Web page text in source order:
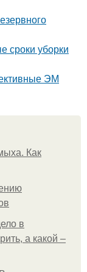
сроки уборки
ЭМ
Как
в
а какой –